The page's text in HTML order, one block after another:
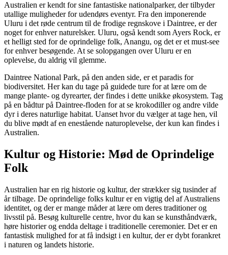
Australien er kendt for sine fantastiske nationalparker, der tilbyder
utallige muligheder for udendørs eventyr. Fra den imponerende
Uluru i det røde centrum til de frodige regnskove i Daintree, er der
noget for enhver naturelsker. Uluru, også kendt som Ayers Rock, er
et helligt sted for de oprindelige folk, Anangu, og det er et must-see
for enhver besøgende. At se solopgangen over Uluru er en
oplevelse, du aldrig vil glemme.
Daintree National Park, på den anden side, er et paradis for
biodiversitet. Her kan du tage på guidede ture for at lære om de
mange plante- og dyrearter, der findes i dette unikke økosystem. Tag
på en bådtur på Daintree-floden for at se krokodiller og andre vilde
dyr i deres naturlige habitat. Uanset hvor du vælger at tage hen, vil
du blive mødt af en enestående naturoplevelse, der kun kan findes i
Australien.
Kultur og Historie: Mød de Oprindelige
Folk
Australien har en rig historie og kultur, der strækker sig tusinder af
år tilbage. De oprindelige folks kultur er en vigtig del af Australiens
identitet, og der er mange måder at lære om deres traditioner og
livsstil på. Besøg kulturelle centre, hvor du kan se kunsthåndværk,
høre historier og endda deltage i traditionelle ceremonier. Det er en
fantastisk mulighed for at få indsigt i en kultur, der er dybt forankret
i naturen og landets historie.